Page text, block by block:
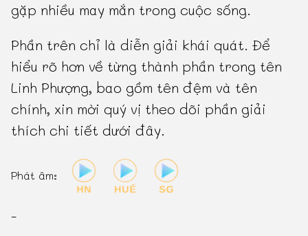
gặp nhiều may mắn trong cuộc sống.
Phần trên chỉ là diễn giải khái quát. Để
hiểu rõ hơn về từng thành phần trong tên
Linh Phượng, bao gồm tên đệm và tên
chính, xin mời quý vị theo dõi phần giải
thích chi tiết dưới đây.
Phát âm:
-